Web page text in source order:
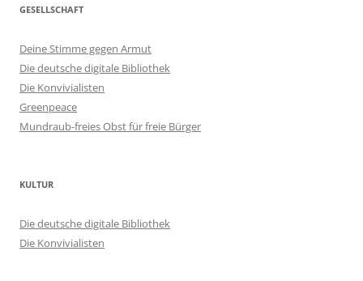
GESELLSCHAFT
Deine Stimme gegen Armut
Die deutsche digitale Bibliothek
Die Konvivialisten
Greenpeace
Mundraub-freies Obst für freie Bürger
KULTUR
Die deutsche digitale Bibliothek
Die Konvivialisten